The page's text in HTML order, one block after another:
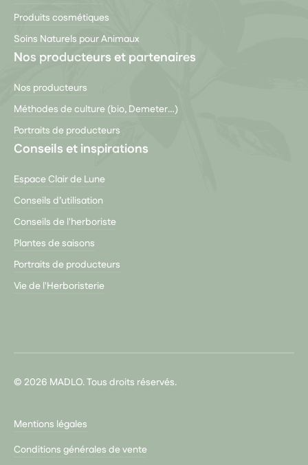
Produits cosmétiques
Soins Naturels pour Animaux
Nos producteurs et partenaires
Nos producteurs
Méthodes de culture (bio, Demeter…)
Portraits de producteurs
Conseils et inspirations
Espace Clair de Lune
Conseils d’utilisation
Conseils de l'herboriste
Plantes de saisons
Portraits de producteurs
Vie de l'Herboristerie
© 2026 MADLO. Tous droits réservés.
Mentions légales
Conditions générales de vente